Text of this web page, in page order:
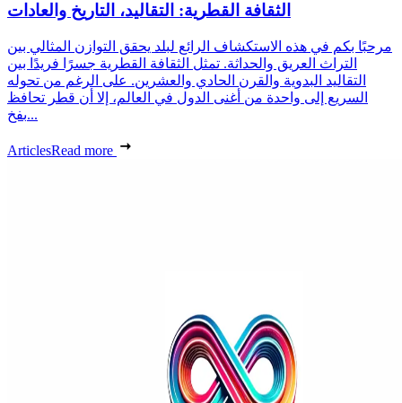
الثقافة القطرية: التقاليد، التاريخ والعادات
مرحبًا بكم في هذه الاستكشاف الرائع لبلد يحقق التوازن المثالي بين
التراث العريق والحداثة. تمثل الثقافة القطرية جسرًا فريدًا بين
التقاليد البدوية والقرن الحادي والعشرين. على الرغم من تحوله
السريع إلى واحدة من أغنى الدول في العالم، إلا أن قطر تحافظ
بفخ...
ArticlesRead more